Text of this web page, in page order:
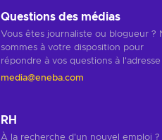
Questions des médias
Vous êtes journaliste ou blogueur ?
sommes à votre disposition pour
répondre à vos questions à l'adresse
media@eneba.com
RH
À la recherche d'un nouvel emploi ?